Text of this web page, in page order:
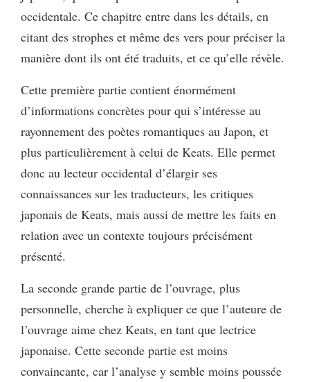
occidentale. Ce chapitre entre dans les détails, en
citant des strophes et même des vers pour préciser la
manière dont ils ont été traduits, et ce qu’elle révèle.
Cette première partie contient énormément
d’informations concrètes pour qui s’intéresse au
rayonnement des poètes romantiques au Japon, et
plus particulièrement à celui de Keats. Elle permet
donc au lecteur occidental d’élargir ses
connaissances sur les traducteurs, les critiques
japonais de Keats, mais aussi de mettre les faits en
relation avec un contexte toujours précisément
présenté.
La seconde grande partie de l’ouvrage, plus
personnelle, cherche à expliquer ce que l’auteure de
l’ouvrage aime chez Keats, en tant que lectrice
japonaise. Cette seconde partie est moins
convaincante, car l’analyse y semble moins poussée